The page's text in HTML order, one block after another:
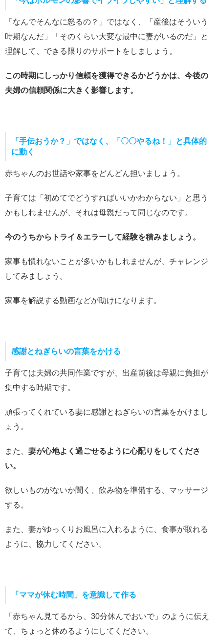
「なんでそんなに怒るの？」ではなく、「産後はそういう
時期なんだ」「そのくらい大変な最中に妻がいるのだ」と
理解して、できる限りのサポートをしましょう。
この時期にしっかり信頼を獲得できるかどうかは、今後の
夫婦の信頼関係に大きく影響します。
「手伝おうか？」ではなく、「〇〇やるね！」と具体的
に動く
赤ちゃんのお世話や家事をどんどん担いましょう。
子育ては「初めてでどうすればいいかわからない」と思う
かもしれませんが、それは母親だって同じなのです。
今のうちからトライ＆エラーして経験を積みましょう。
家事も慣れないことが多いかもしれませんが、チャレンジ
してみましょう。
家事を解説する動画などが助けになります。
感謝とねぎらいの言葉をかける
子育ては夫婦の共同作業ですが、出産前後は母親に負担が
集中する時期です。
頑張ってくれている妻に感謝とねぎらいの言葉をかけまし
ょう。
また、 妻が心地よく過ごせるように心配りをしてくださ
い。
欲しいものがないか聞く、飲み物を準備する、マッサージ
する。
また、妻がゆっくりお風呂に入れるように、食事が取れる
ように、協力してください。
「ママが休む時間」を意識して作る
「赤ちゃん見てるから、30分休んでおいで」のように伝え
て、ちょっと休めるようにしてください。